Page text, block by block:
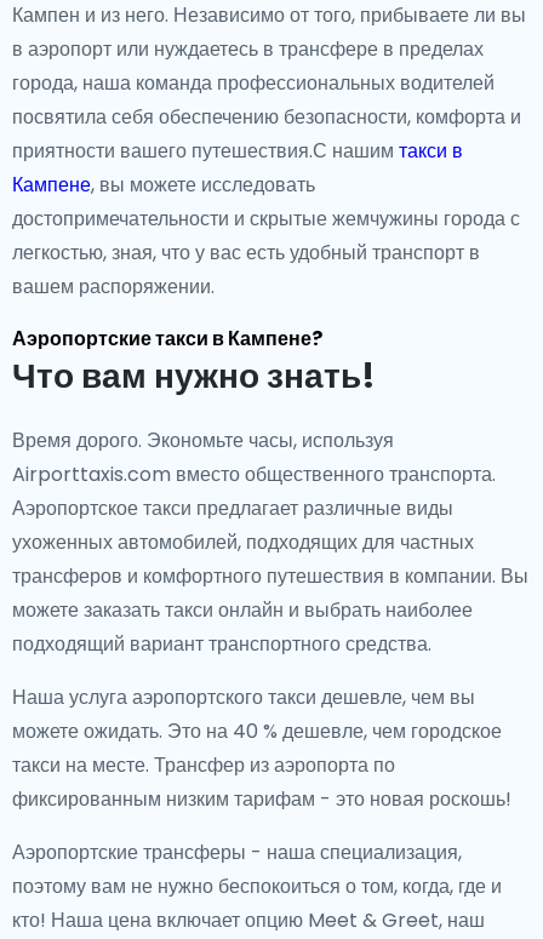
Кампен и из него. Независимо от того, прибываете ли вы
в аэропорт или нуждаетесь в трансфере в пределах
города, наша команда профессиональных водителей
посвятила себя обеспечению безопасности, комфорта и
приятности вашего путешествия.С нашим такси в
Кампене, вы можете исследовать
достопримечательности и скрытые жемчужины города с
легкостью, зная, что у вас есть удобный транспорт в
вашем распоряжении.
Аэропортские такси в Кампене?
Что вам нужно знать!
Время дорого. Экономьте часы, используя
Airporttaxis.com вместо общественного транспорта.
Аэропортское такси предлагает различные виды
ухоженных автомобилей, подходящих для частных
трансферов и комфортного путешествия в компании. Вы
можете заказать такси онлайн и выбрать наиболее
подходящий вариант транспортного средства.
Наша услуга аэропортского такси дешевле, чем вы
можете ожидать. Это на 40 % дешевле, чем городское
такси на месте. Трансфер из аэропорта по
фиксированным низким тарифам - это новая роскошь!
Аэропортские трансферы - наша специализация,
поэтому вам не нужно беспокоиться о том, когда, где и
кто! Наша цена включает опцию Meet & Greet, наш